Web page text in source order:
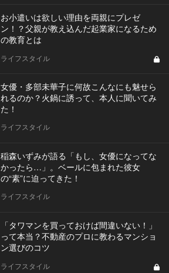
お小遣いは欲しい理由を両親にプレゼ
ン！？父親が教え込んだ起業家になるため
の教育とは
ライフスタイル
女優・多部未華子に何故こんなにも魅せら
れるのか？火鍋に誘って、本人に聞いてみ
た！
ライフスタイル
稲森いずみが語る「もし、女優になってな
かったら…」。ベールに包まれた彼女
の“素”に迫ってきた！
ライフスタイル
「タワマンを買っておけば間違いない！」
って本当？不動産のプロに教わるマンショ
ン選びのコツ
ライフスタイル